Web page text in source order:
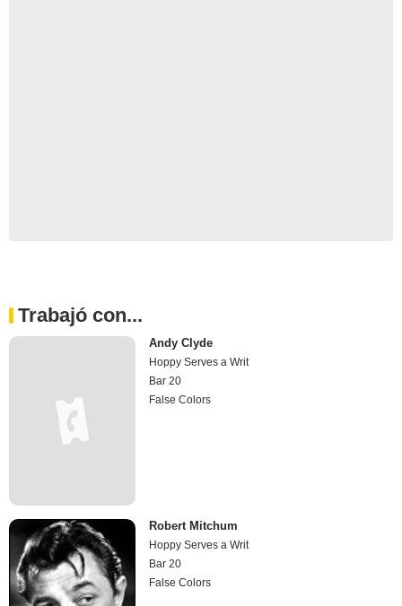
Trabajó con...
Andy Clyde
Hoppy Serves a Writ
Bar 20
False Colors
Robert Mitchum
Hoppy Serves a Writ
Bar 20
False Colors